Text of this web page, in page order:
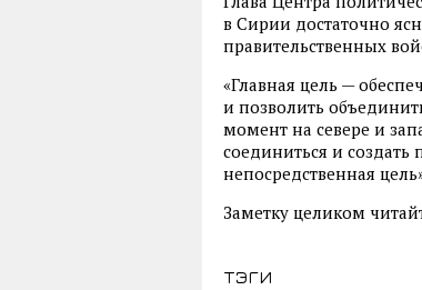
в Сирии достаточно
правительственных
«Главная цель —
и позволить
момент на севере и
соединиться и
непосредственная
Заметку целиком
тэги